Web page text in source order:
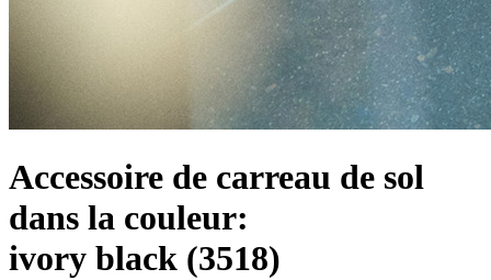
Accessoire de carreau de sol
dans la couleur:
ivory black (3518)